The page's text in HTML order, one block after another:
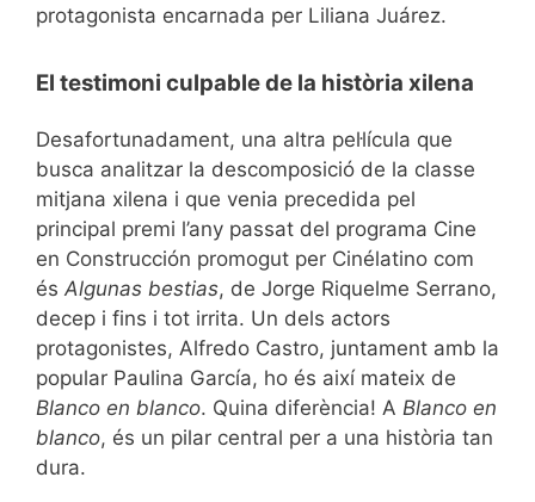
protagonista encarnada per Liliana Juárez.
El testimoni culpable de la història xilena
Desafortunadament, una altra pel·lícula que
busca analitzar la descomposició de la classe
mitjana xilena i que venia precedida pel
principal premi l’any passat del programa Cine
en Construcción promogut per Cinélatino com
és Algunas bestias, de Jorge Riquelme Serrano,
decep i fins i tot irrita. Un dels actors
protagonistes, Alfredo Castro, juntament amb la
popular Paulina García, ho és així mateix de
Blanco en blanco. Quina diferència! A Blanco en
blanco, és un pilar central per a una història tan
dura.